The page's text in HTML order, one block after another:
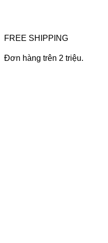
FREE SHIPPING
Đơn hàng trên 2 triệu.